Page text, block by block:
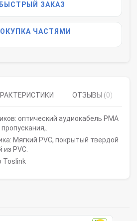
БЫСТРЫЙ ЗАКАЗ
ЧАСТЯМИ
ОТЗЫВЫ (0)
оптический аудиокабель PMA
Мягкий PVC, покрытый твердой
PVC.
Toslink